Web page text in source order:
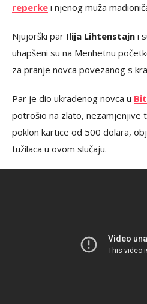
reperke i njenog muža
Njujorški par Ilija Lihtenstajn i
uhapšeni su na Menhetnu
za pranje novca povezanog s
Par je dio ukradenog novca u
potrošio na zlato, nezamjenjive
poklon kartice od 500 dolara,
tužilaca u ovom slučaju.